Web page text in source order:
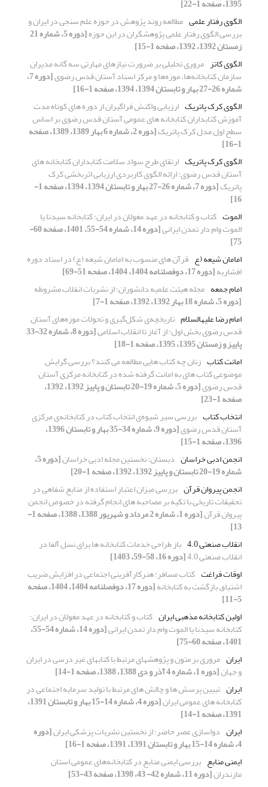
1395، صفحه 1-22]
الگوی رفتار علمی مطالعه روند پژوهش در حوزه علم سنجی در ایران و
بررسی الگوی رفتار علمی پژوهشگران در این حوزه [دوره 5، شماره 21
زمستان 1392، 1392، صفحه 1-15]
الگوی کاتز مروری تحلیلی بر ضرورت نیازهای مهارتی سه گانه مدیران
سازمان کتابخانه‌ها، موزه‌ها و مرکز اسناد آستان قدس رضوی [دوره 7،
شماره 26-27 بهار و تابستان 1394، 1394، صفحه 1-16]
الگوی کرک پاتریک ارزیابی واکنش فراگیران از دوره های کوتاه مدت
آموزش کتابداران کتابخانه های عمومی آستان قدس رضوی بر اساس
سطح اول مدل کرک پاتریک [دوره 2، شماره 6 بهار 1389، 1389، صفحه
1-16]
الگوی کرک پاتریک ارتقای طرح سواد سلامت کتابداران کتابخانه های
آستان قدس رضوی: ارائه الگوی کاربردی ارزیابی اثربخشی کرک
پاتریک [دوره 7، شماره 26-27 بهار و تابستان 1394، 1394، صفحه 1-
16]
الموت ‌کتاب و کتابخانه در عهد مغولان در ایران؛ کتابخانه سیدنا یا
الموت وام دار تمدن ایرانی [دوره 14، شماره 54-55، 1401، صفحه 60-
75]
امامان شیعه (ع قرآن های منسوب به امامان شیعه (ع) در اسناد دوره
افشاریه[دوره 17، دوفصلنامه 1404، 1404، صفحه 51-69]
امام جمعه مجله هیئت علمیه دانشوران؛ از نشریات انقلاب مشروطه
[دوره 5، شماره 18 بهار 1392، 1392، صفحه 1-7]
امام رضا علیه‏السلام تاریخچه‌ی شکل‌گیری و تحولات موزه‌های آستان
قدس رضوی بخش اول: از آغاز تا انقلاب اسلامی [دوره 8، شماره 32-33
پاییز و زمستان 1395، 1395، صفحه 1-18]
امانت کتاب زنان چه کتاب هایی مطالعه می کنند؟ بررسی گرایش
موضوعی کتاب های به امانت گرفته شده در کتابخانه مرکزی آستان
قدس رضوی [دوره 5، شماره 19-20 تابستان و پاییز 1392، 1392،
صفحه 1-23]
انتخاب کتاب بررسی سیر شیوه‌ی انتخاب کتاب در کتابخانه‌ی مرکزی
آستان قدس رضوی [دوره 9، شماره 34-35 بهار و تابستان 1396،
1396، صفحه 1-15]
انجمن ادبی خراسان دبستان؛ نخستین مجله ادبی خراسان [دوره 5،
شماره 19-20 تابستان و پاییز 1392، 1392، صفحه 1-20]
انجمن پیروان قرآن بررسی میزان اعتبار استفاده از منابع شفاهی در
تحقیقات تاریخی با تکیه بر مصاحبه های انجام گرفته در خصوص انجمن
پیروان قرآن [دوره 1، شماره 2 مرداد و شهریور 1388، 1388، صفحه 1-
13]
انقلاب صنعتی 4.0
باز طراحی خدمات کتابخانه ها برای نسل آلفا در
انقلاب صنعتی 4.0
[دوره 16، 58-59، 1403]
اوقات فراغت کتاب مسافر: هنرکارآفرینی اجتماعی در افزایش ضریب
اشتیاق بازگشت به کتابخانه [دوره 17، دوفصلنامه 1404، 1404، صفحه
5-11]
اولین کتابخانه مذهبی ایران ‌کتاب و کتابخانه در عهد مغولان در ایران؛
کتابخانه سیدنا یا الموت وام دار تمدن ایرانی [دوره 14، شماره 54-55،
1401، صفحه 60-75]
ایران مروری بر متون و پژوهشهای مرتبط با کتابهای غیر درسی در ایران
و جهان[دوره 1، شماره 4 آذر و دی 1388، 1388، صفحه 1-14]
ایران تبیین پرسش ها و چالش های مرتبط با تولید سرمایه اجتماعی در
کتابخانه های عمومی ایران [دوره 4، شماره 14-15 بهار و تابستان 1391،
1391، صفحه 1-14]
ایران دواسازی عصر حاضر؛ از نخستین نشریات پزشکی ایران[دوره
4، شماره 14-15 بهار و تابستان 1391، 1391، صفحه 1-16]
ایمنی منابع بررسی ایمنی منابع در کتابخانه‌های عمومی استان
مازندران[دوره 11، شماره 42- 43، 1398، صفحه 43-53]